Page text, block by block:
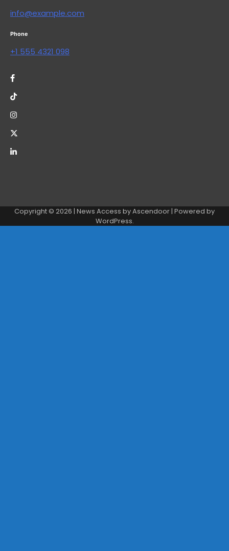
info@example.com
Phone
+1 555 4321 098
Copyright © 2026 | News Access byAscendoor| Powered by
WordPress.